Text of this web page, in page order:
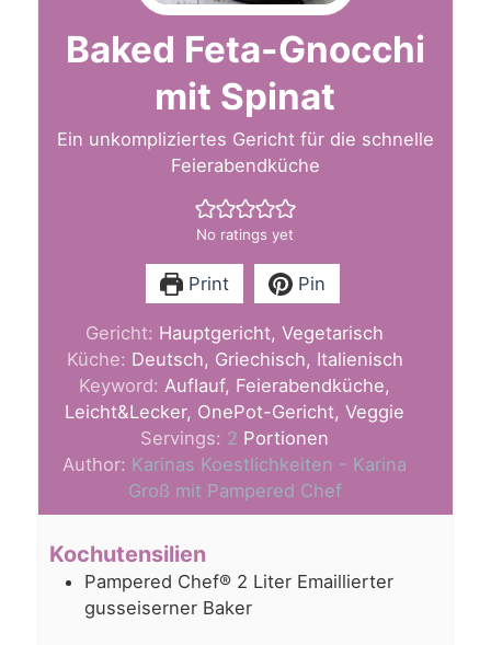
Baked Feta-Gnocchi
mit Spinat
Ein unkompliziertes Gericht für die schnelle
Feierabendküche
No ratings yet
Print Pin
Gericht: Hauptgericht, Vegetarisch
Küche: Deutsch, Griechisch, Italienisch
Keyword:Auflauf, Feierabendküche,
Leicht&Lecker, OnePot-Gericht, Veggie
Servings: 2 Portionen
Author: Karinas Koestlichkeiten - Karina
Groß mit Pampered Chef
Kochutensilien
Pampered Chef® 2 Liter Emaillierter
gusseiserner Baker